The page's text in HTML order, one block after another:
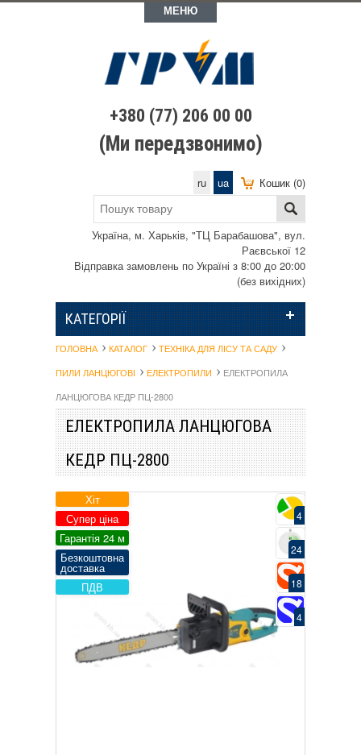
МЕНЮ
+380 (77) 206 00 00
(Ми передзвонимо)
Кошик (0)
ru ua
Україна, м. Харьків, "ТЦ Барабашова", вул.
Раєвської 12
Відправка замовлень по Україні з 8:00 до 20:00
(без вихідних)
КАТЕГОРІЇ
ГОЛОВНА КАТАЛОГ
ТЕХНІКА ДЛЯ ЛІСУ ТА САДУ
ПИЛИ ЛАНЦЮГОВІ
ЕЛЕКТРОПИЛИ
ЕЛЕКТРОПИЛА
ЛАНЦЮГОВА КЕДР ПЦ-2800
ЕЛЕКТРОПИЛА ЛАНЦЮГОВА
КЕДР ПЦ-2800
Хіт
Супер ціна
Гарантія 24 м
Безкоштовна
доставка
ПДВ
4
24
18
4